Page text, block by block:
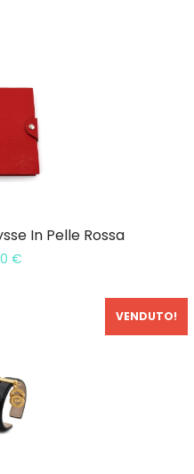
In Pelle Rossa
€
In Saldo!
VENDUTO!